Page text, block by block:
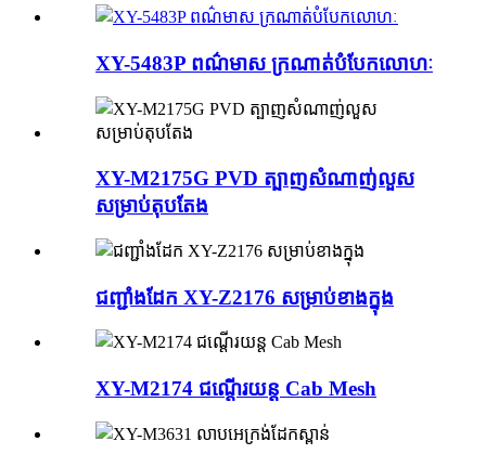
XY-5483P ពណ៌មាស ក្រណាត់បំបែកលោហៈ
XY-M2175G PVD ត្បាញសំណាញ់លួស
សម្រាប់តុបតែង
ជញ្ជាំងដែក XY-Z2176 សម្រាប់ខាងក្នុង
XY-M2174 ជណ្តើរយន្ត Cab Mesh